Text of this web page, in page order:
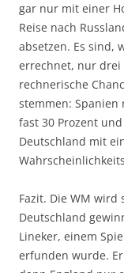
gar nur mit einer
Reise nach
absetzen. Es sind,
errechnet, nur drei
rechnerische
stemmen: Spanien
fast 30 Prozent
Deutschland mit
Fazit. Die WM wird
Deutschland
Lineker, einem
erfunden wurde.